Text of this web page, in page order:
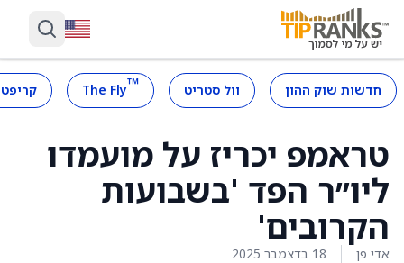
חדשות שוק ההון וול סטריט ™
The Fly
טראמפ יכריז על מועמדו
ליו״ר הפד 'בשבועות
הקרובים'
אדי פן 18 בדצמבר 2025